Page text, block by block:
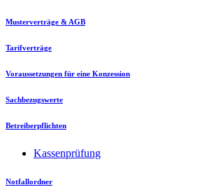
Musterverträge & AGB
Tarifverträge
Voraussetzungen für eine Konzession
Sachbezugswerte
Betreiberpflichten
Kassenprüfung
Notfallordner